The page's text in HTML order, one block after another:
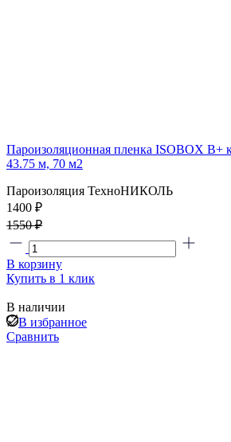
Пароизоляционная пленка ISOBOX В+
43.75 м, 70 м2
Пароизоляция ТехноНИКОЛЬ
1400 ₽
1550 ₽
В корзину
Купить в 1 клик
В наличии
В избранное
Сравнить